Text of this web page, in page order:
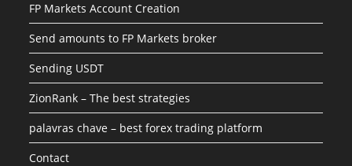
FP Markets Account Creation
Send amounts to FP Markets broker
Sending USDT
ZionRank – The best strategies
palavras chave – best forex trading platform
Contact